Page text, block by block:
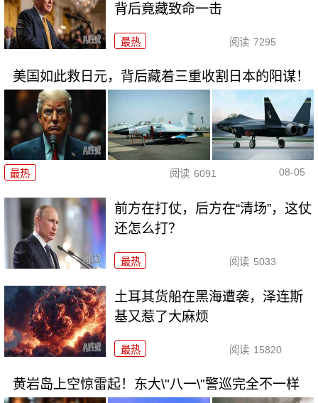
背后竟藏致命一击
最热 阅读 7295
美国如此救日元，背后藏着三重收割日本的阳谋！
最热 阅读 6091 08-05
前方在打仗，后方在“清场”，这仗
还怎么打？
最热 阅读 5033
土耳其货船在黑海遭袭，泽连斯
基又惹了大麻烦
最热 阅读 15820
黄岩岛上空惊雷起！东大\"八一\"警巡完全不一样